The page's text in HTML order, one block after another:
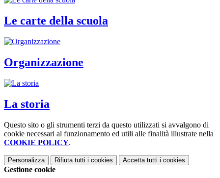
Le carte della scuola
Organizzazione
La storia
Questo sito o gli strumenti terzi da questo utilizzati si avvalgono di
cookie necessari al funzionamento ed utili alle finalità illustrate nella
COOKIE POLICY.
Personalizza Rifiuta tutti i cookies Accetta tutti i cookies
Gestione cookie